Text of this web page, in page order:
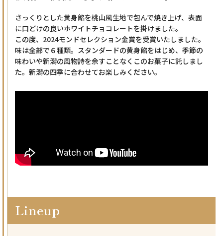
さっくりとした黄身餡を桃山風生地で包んで焼き上げ、表面
に口どけの良いホワイトチョコレートを掛けました。
この度、2024モンドセレクション金賞を受賞いたしました。
味は全部で６種類。スタンダードの黄身餡をはじめ、季節の
味わいや新潟の風物詩を余すことなくこのお菓子に託しまし
た。新潟の四季に合わせてお楽しみください。
Lineup